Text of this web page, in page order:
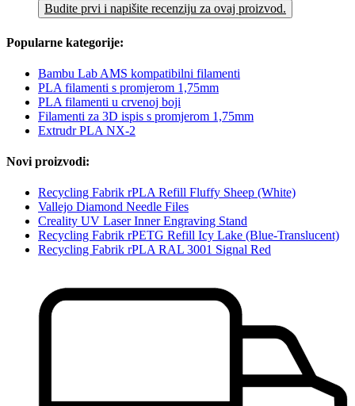
Budite prvi i napišite recenziju za ovaj proizvod.
Popularne kategorije:
Bambu Lab AMS kompatibilni filamenti
PLA filamenti s promjerom 1,75mm
PLA filamenti u crvenoj boji
Filamenti za 3D ispis s promjerom 1,75mm
Extrudr PLA NX-2
Novi proizvodi:
Recycling Fabrik rPLA Refill Fluffy Sheep (White)
Vallejo Diamond Needle Files
Creality UV Laser Inner Engraving Stand
Recycling Fabrik rPETG Refill Icy Lake (Blue-Translucent)
Recycling Fabrik rPLA RAL 3001 Signal Red